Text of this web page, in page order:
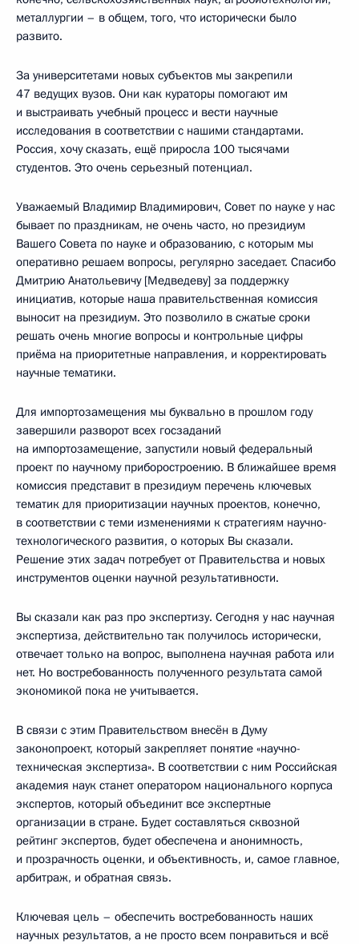
металлургии – в общем, того, что исторически было
развито.
За университетами новых субъектов мы закрепили
47 ведущих вузов. Они как кураторы помогают им
и выстраивать учебный процесс и вести научные
исследования в соответствии с нашими стандартами.
Россия, хочу сказать, ещё приросла 100 тысячами
студентов. Это очень серьезный потенциал.
Уважаемый Владимир Владимирович, Совет по науке у нас
бывает по праздникам, не очень часто, но президиум
Вашего Совета по науке и образованию, с которым мы
оперативно решаем вопросы, регулярно заседает. Спасибо
Дмитрию Анатольевичу [Медведеву] за поддержку
инициатив, которые наша правительственная комиссия
выносит на президиум. Это позволило в сжатые сроки
решать очень многие вопросы и контрольные цифры
приёма на приоритетные направления, и корректировать
научные тематики.
Для импортозамещения мы буквально в прошлом году
завершили разворот всех госзаданий
на импортозамещение, запустили новый федеральный
проект по научному приборостроению. В ближайшее время
комиссия представит в президиум перечень ключевых
тематик для приоритизации научных проектов, конечно,
в соответствии с теми изменениями к стратегиям научно-
технологического развития, о которых Вы сказали.
Решение этих задач потребует от Правительства и новых
инструментов оценки научной результативности.
Вы сказали как раз про экспертизу. Сегодня у нас научная
экспертиза, действительно так получилось исторически,
отвечает только на вопрос, выполнена научная работа или
нет. Но востребованность полученного результата самой
экономикой пока не учитывается.
В связи с этим Правительством внесён в Думу
законопроект, который закрепляет понятие «научно-
техническая экспертиза». В соответствии с ним Российская
академия наук станет оператором национального корпуса
экспертов, который объединит все экспертные
организации в стране. Будет составляться сквозной
рейтинг экспертов, будет обеспечена и анонимность,
и прозрачность оценки, и объективность, и, самое главное,
арбитраж, и обратная связь.
Ключевая цель – обеспечить востребованность наших
научных результатов, а не просто всем понравиться и всё